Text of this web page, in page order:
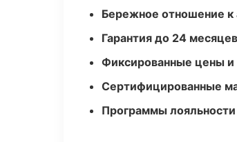
Бережное отношение
Гарантия до 24
Фиксированные цены
Сертифицированные
Программы